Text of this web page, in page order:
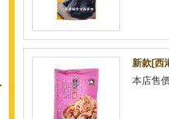
新款[西
本店售